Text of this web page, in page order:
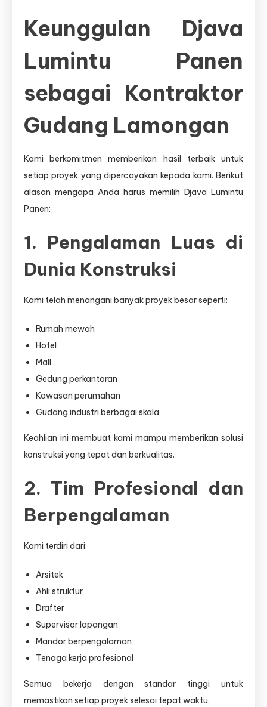
Keunggulan Djava
Lumintu Panen
sebagai Kontraktor
Gudang Lamongan
Kami berkomitmen memberikan hasil terbaik untuk
setiap proyek yang dipercayakan kepada kami. Berikut
alasan mengapa Anda harus memilih Djava Lumintu
Panen:
1. Pengalaman Luas di
Dunia Konstruksi
Kami telah menangani banyak proyek besar seperti:
Rumah mewah
Hotel
Mall
Gedung perkantoran
Kawasan perumahan
Gudang industri berbagai skala
Keahlian ini membuat kami mampu memberikan solusi
konstruksi yang tepat dan berkualitas.
2. Tim Profesional dan
Berpengalaman
Kami terdiri dari:
Arsitek
Ahli struktur
Drafter
Supervisor lapangan
Mandor berpengalaman
Tenaga kerja profesional
Semua bekerja dengan standar tinggi untuk
memastikan setiap proyek selesai tepat waktu.